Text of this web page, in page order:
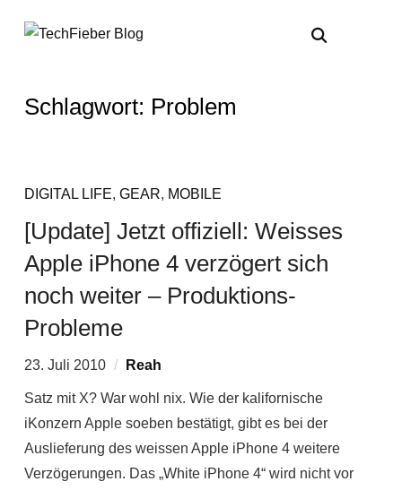
Schlagwort: Problem
DIGITAL LIFE, GEAR, MOBILE
[Update] Jetzt offiziell: Weisses
Apple iPhone 4 verzögert sich
noch weiter – Produktions-
Probleme
23. Juli 2010 Reah
Satz mit X? War wohl nix. Wie der kalifornische
iKonzern Apple soeben bestätigt, gibt es bei der
Auslieferung des weissen Apple iPhone 4 weitere
Verzögerungen. Das „White iPhone 4“ wird nicht vor